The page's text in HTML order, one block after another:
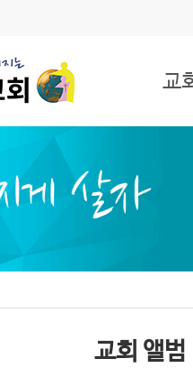
교
교회 앨범